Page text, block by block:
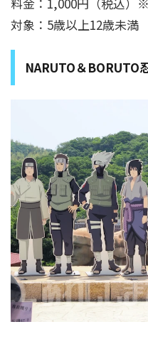
対象：5歳以上12歳未満
NARUTO＆BORUTO